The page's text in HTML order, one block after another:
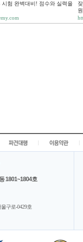
시험 완벽대비! 점수와 실력을
| |
1801~1804호
구로-0429호